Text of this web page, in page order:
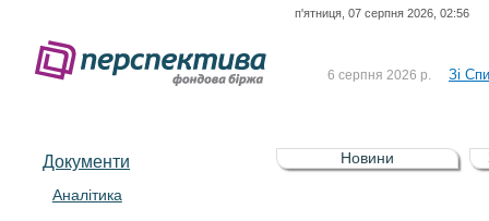
п'ятниця, 07 серпня 2026, 02:56
6 серпня 2026 р. Зі
5 серпня 2026 р.
Зі
UA4000232607)
Документи
Аналітика
Новини